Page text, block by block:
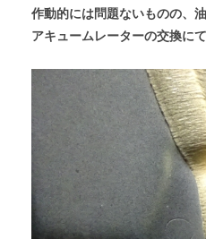
作動的には問題ないものの、
アキュームレーターの交換に